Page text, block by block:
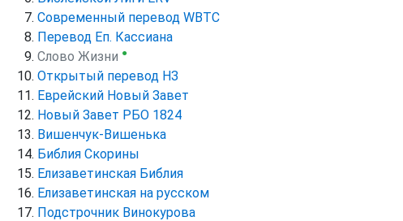
Cовременный перевод WBTC
Перевод Еп. Кассиана
Слово Жизни ●
Открытый перевод НЗ
Еврейский Новый Завет
Новый Завет РБО 1824
Вишенчук-Вишенька
Библия Скорины
Елизаветинская Библия
Елизаветинская на русском
Подстрочник Винокурова